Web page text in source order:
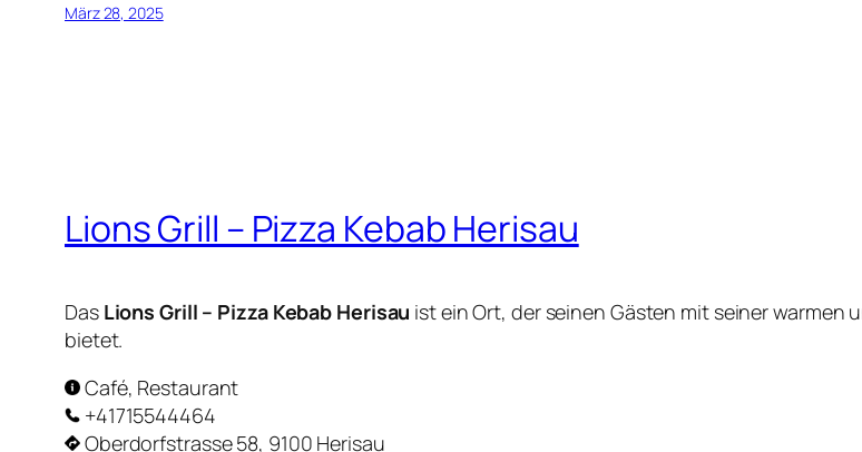
März 28, 2025
Lions Grill – Pizza Kebab Herisau
Das Lions Grill – Pizza Kebab Herisau ist ein Ort, der seinen Gästen mit seiner
bietet.
Café, Restaurant
+41715544464
Oberdorfstrasse 58, 9100 Herisau